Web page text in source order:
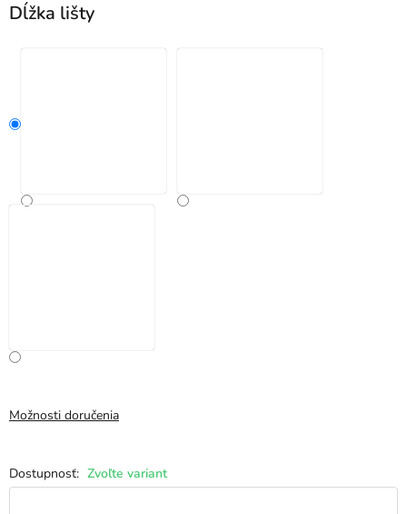
Zvoľte variant
Dĺžka lišty
Možnosti doručenia